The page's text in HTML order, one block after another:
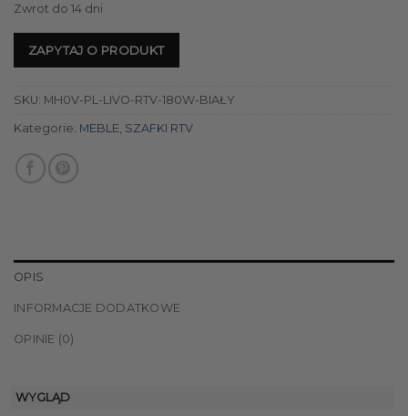
Zwrot do 14 dni
ZAPYTAJ O PRODUKT
SKU: MH0V-PL-LIVO-RTV-180W-BIAŁY
Kategorie: MEBLE SZAFKI RTV
OPIS
INFORMACJE DODATKOWE
OPINIE (0)
WYGLĄD